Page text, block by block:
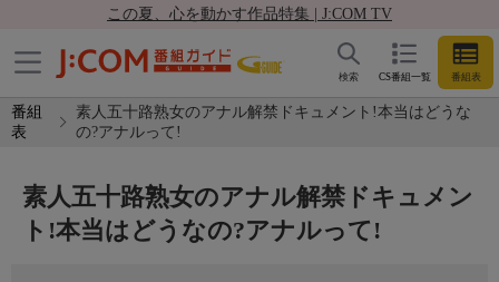
この夏、心を動かす作品特集 | J:COM TV
CS番組一覧 番組表
検索
番組
表
素人五十路熟女のアナル解禁ドキュメント!本当はどうな
の?アナルって!
素人五十路熟女のアナル解禁ドキュメン
ト!本当はどうなの?アナルって!